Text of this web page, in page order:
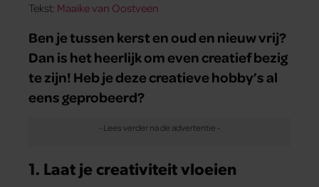
Tekst: Maaike van Oostveen
Ben je tussen kerst en oud en nieuw vrij?
Dan is het heerlijk om even creatief bezig
te zijn! Heb je deze creatieve hobby’s al
eens geprobeerd?
1. Laat je creativiteit vloeien